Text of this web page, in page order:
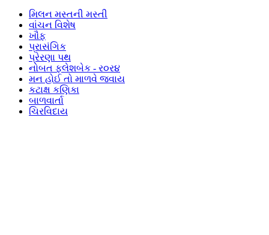
મિલન મસ્તની મસ્તી
વાંચન વિશેષ
ખૌફ
પ્રાસંગિક
પ્રેરણા પથ
નોબત ફ્લેશબેક - ર૦ર૪
મન હોઈ તો માળવે જવાય
કટાક્ષ કણિકા
બાળવાર્તા
ચિરવિદાય